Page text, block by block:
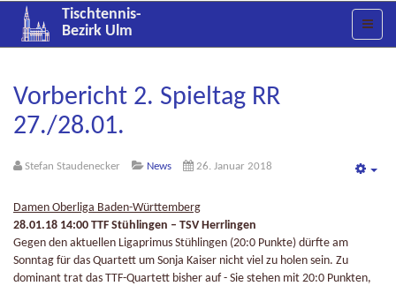
Tischtennis-
Bezirk Ulm
Vorbericht 2. Spieltag RR
27./28.01.
Stefan Staudenecker News 26. Januar 2018
Damen Oberliga Baden-Württemberg
28.01.18 14:00 TTF Stühlingen – TSV Herrlingen
Gegen den aktuellen Ligaprimus Stühlingen (20:0 Punkte) dürfte am
Sonntag für das Quartett um Sonja Kaiser nicht viel zu holen sein. Zu
dominant trat das TTF-Quartett bisher auf - Sie stehen mit 20:0 Punkten,